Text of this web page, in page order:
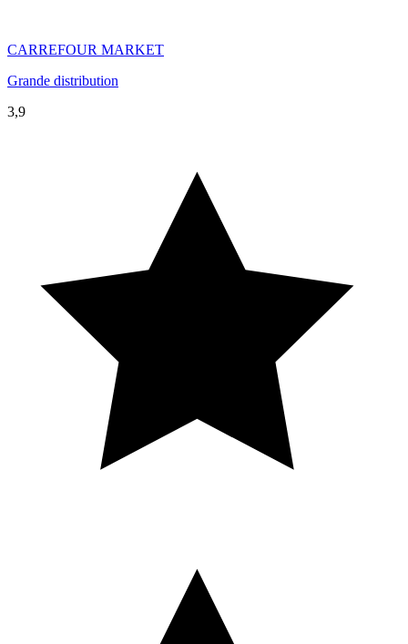
CARREFOUR MARKET
Grande distribution
3,9